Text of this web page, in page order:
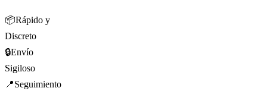
📦Rápido y
Discreto
🔒Envío
Sigiloso
📍Seguimiento